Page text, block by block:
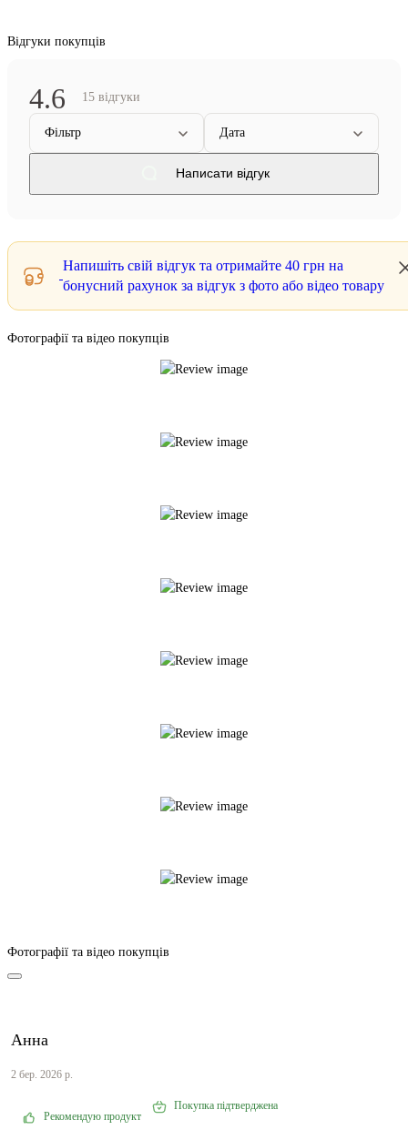
Відгуки покупців
4.6 15 відгуки
Фільтр Дата
Написати відгук
Напишіть свій відгук та отримайте 40 грн на
бонусний рахунок за відгук з фото або відео товару
Фотографії та відео покупців
Фотографії та відео покупців
Анна
2 бер. 2026 р.
Рекомендую продукт
Покупка підтверджена